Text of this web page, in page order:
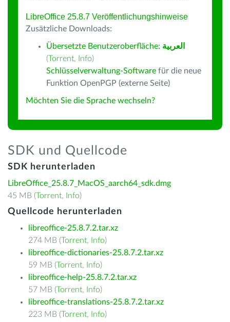
LibreOffice 25.8.7 Veröffentlichungshinweise
Zusätzliche Downloads:
Übersetzte Benutzeroberfläche: العربية
(Torrent, Info)
Schlüsselverwaltung-Software für die neue
Funktion OpenPGP (externe Seite)
Möchten Sie die Sprache wechseln?
SDK und Quellcode
SDK herunterladen
LibreOffice_25.8.7_MacOS_aarch64_sdk.dmg
45 MB (Torrent, Info)
Quellcode herunterladen
libreoffice-25.8.7.2.tar.xz
274 MB (Torrent, Info)
libreoffice-dictionaries-25.8.7.2.tar.xz
59 MB (Torrent, Info)
libreoffice-help-25.8.7.2.tar.xz
57 MB (Torrent, Info)
libreoffice-translations-25.8.7.2.tar.xz
223 MB (Torrent, Info)